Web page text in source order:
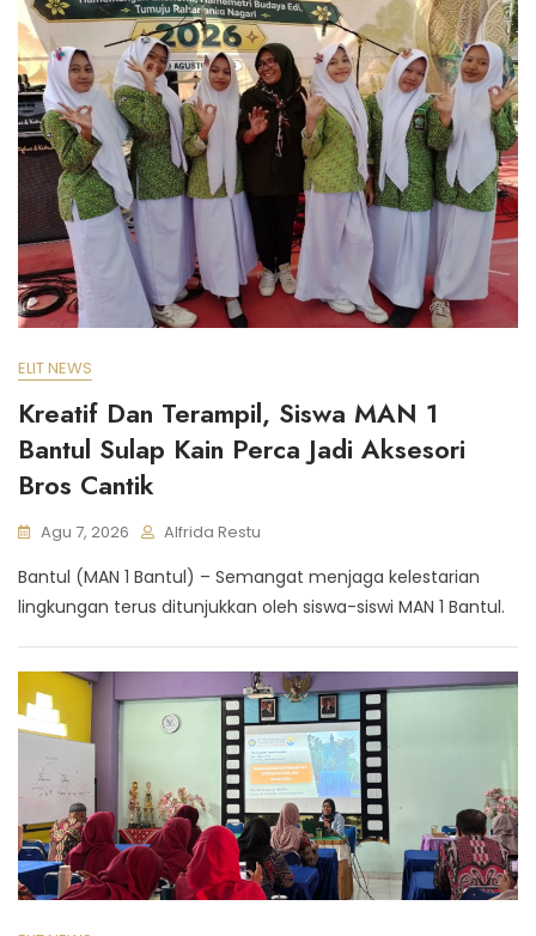
ELIT NEWS
Kreatif Dan Terampil, Siswa MAN 1
Bantul Sulap Kain Perca Jadi Aksesori
Bros Cantik
Agu 7, 2026 Alfrida Restu
Bantul (MAN 1 Bantul) – Semangat menjaga kelestarian
lingkungan terus ditunjukkan oleh siswa-siswi MAN 1 Bantul.